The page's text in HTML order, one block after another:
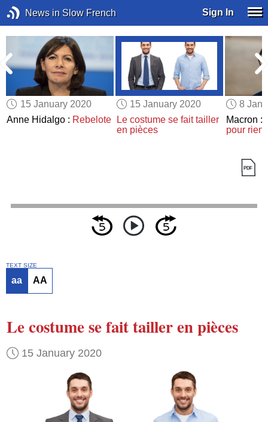
News in Slow French Sign In
15 January 2020
Anne Hidalgo : Rebelote
15 January 2020
Le costume se fait tailler
en pièces
8
Macron :
pour rien
TEXT SIZE
aa AA
Le costumese fait tailler en pièces
15 January 2020